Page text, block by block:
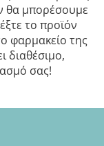
θα μπορέσουμε
το προϊόν
φαρμακείο της
διαθέσιμο,
σας!